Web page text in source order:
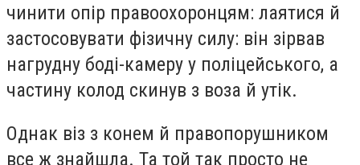
чинити опір правоохоронцям: лаятися й
застосовувати фізичну силу: він зірвав
нагрудну боді-камеру у поліцейського, а
частину колод скинув з воза й утік.
Однак віз з конем й правопорушником
все ж знайшла. Та той так просто не